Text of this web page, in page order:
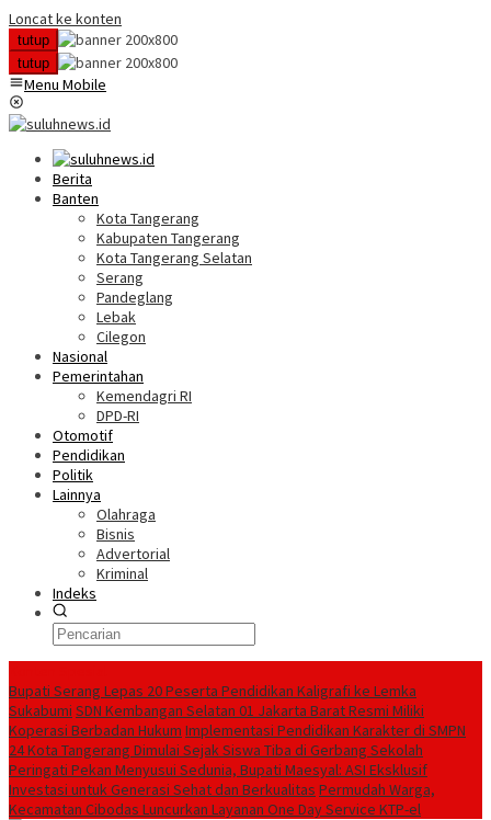
Loncat ke konten
tutup
tutup
Menu Mobile
Berita
Banten
Kota Tangerang
Kabupaten Tangerang
Kota Tangerang Selatan
Serang
Pandeglang
Lebak
Cilegon
Nasional
Pemerintahan
Kemendagri RI
DPD-RI
Otomotif
Pendidikan
Politik
Lainnya
Olahraga
Bisnis
Advertorial
Kriminal
Indeks
Bupati Serang Lepas 20 Peserta Pendidikan Kaligrafi ke Lemka
Sukabumi SDN Kembangan Selatan 01 Jakarta Barat Resmi Miliki
Koperasi Berbadan Hukum Implementasi Pendidikan Karakter di SMPN
24 Kota Tangerang Dimulai Sejak Siswa Tiba di Gerbang Sekolah
Peringati Pekan Menyusui Sedunia, Bupati Maesyal: ASI Eksklusif
Investasi untuk Generasi Sehat dan Berkualitas Permudah Warga,
Kecamatan Cibodas Luncurkan Layanan One Day Service KTP-el